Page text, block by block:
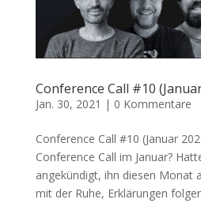
Conference Call #10
Jan. 30, 2021 | 0 Kommentare
Conference Call #10 (Januar
Conference Call im Januar?
angekündigt, ihn diesen Monat
mit der Ruhe, Erklärungen